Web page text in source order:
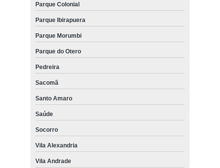
Parque Colonial
Parque Ibirapuera
Parque Morumbi
Parque do Otero
Pedreira
Sacomã
Santo Amaro
Saúde
Socorro
Vila Alexandria
Vila Andrade